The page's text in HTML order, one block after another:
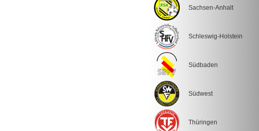
Sachsen-Anhalt
Schleswig-Holstein
Südbaden
Südwest
Thüringen